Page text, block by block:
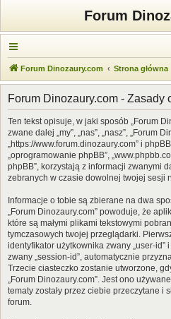
Forum
Forum Dinozaury.com Strona główna
Forum Dinozaury.com - Zasady
Ten tekst opisuje, w jaki sposób „Forum
zwane dalej „my”, „nas”, „nasz”, „Forum
„https://www.forum.dinozaury.com” i
„oprogramowanie phpBB”,
phpBB”, korzystają z informacji zwanymi
zebranych w czasie dowolnej twojej sesji
Informacje o tobie są zbierane na dwa
„Forum Dinozaury.com” powoduje, że
które są małymi plikami tekstowymi
tymczasowych twojej przeglądarki.
identyfikator użytkownika zwany „user-id”
zwany „session-id”, automatycznie
Trzecie ciasteczko zostanie utworzone,
„Forum Dinozaury.com”. Jest ono
tematy zostały przez ciebie przeczytane i
forum.